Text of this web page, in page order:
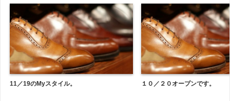
11／19のMyスタイル。 １０／２０オープンです。